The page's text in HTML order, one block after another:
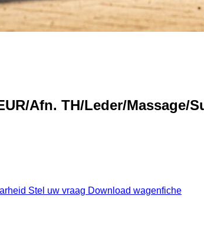
Afn. TH/Leder/Massage/
Stel uw vraag Download wagenfiche